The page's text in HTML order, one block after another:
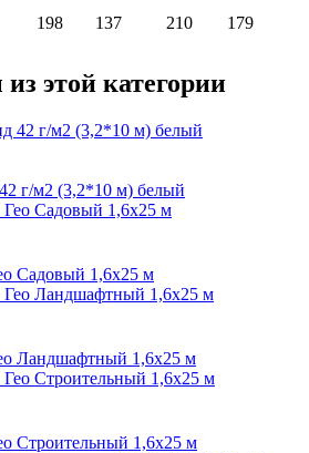
198 137 210 179
этой категории
г/м2 (3,2*10 м) белый
Садовый 1,6х25 м
Ландшафтный 1,6х25 м
Строительный 1,6х25 м